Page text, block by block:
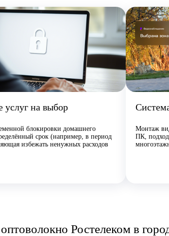
услуг на выбор
блокировки домашнего
срок (например, в период
избежать ненужных расходов
Монтаж
ПК,
Ростелеком в